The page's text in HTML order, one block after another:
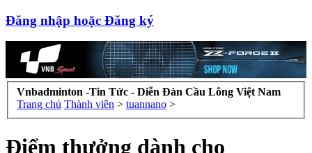
Đăng nhập hoặc Đăng ký
Vnbadminton -Tin Tức - Diễn Đàn Cầu Lông Việt Nam
Trang chủ Thành viên > tuannano >
Điểm thưởng dành cho